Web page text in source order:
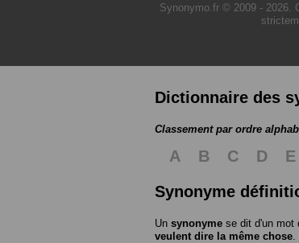
Synonymo.fr © 2009 - 2026.
Dictionnaire des
Classement par ordre
A B C D E
Synonyme
Un synonyme se dit d'un mot
veulent dire la même chose